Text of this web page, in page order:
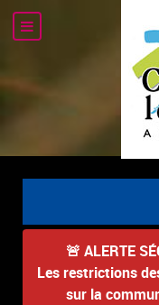
🚨 ALERTE
Les restrictions
sur la